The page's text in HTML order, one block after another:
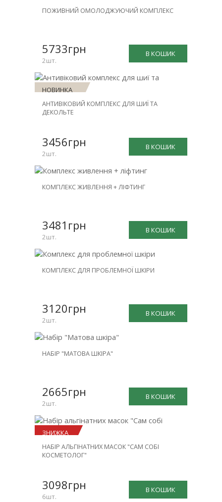
НОВИНКА
-31%
ПОЖИВНИЙ ОМОЛОДЖУЮЧИЙ КОМПЛЕКС
В КОШИК
5733грн
2шт.
НОВИНКА
ЗНИЖКА
АНТИВІКОВИЙ КОМПЛЕКС ДЛЯ ШИЇ ТА
ДЕКОЛЬТЕ
В КОШИК
3456грн
2шт.
НОВИНКА
-26%
КОМПЛЕКС ЖИВЛЕННЯ + ЛІФТИНГ
В КОШИК
3481грн
2шт.
НОВИНКА
-26%
КОМПЛЕКС ДЛЯ ПРОБЛЕМНОЇ ШКІРИ
В КОШИК
3120грн
2шт.
НОВИНКА
-25%
НАБІР "МАТОВА ШКІРА"
В КОШИК
2665грн
2шт.
ЗНИЖКА
-23%
НАБІР АЛЬГІНАТНИХ МАСОК "САМ СОБІ
КОСМЕТОЛОГ"
В КОШИК
3098грн
6шт.